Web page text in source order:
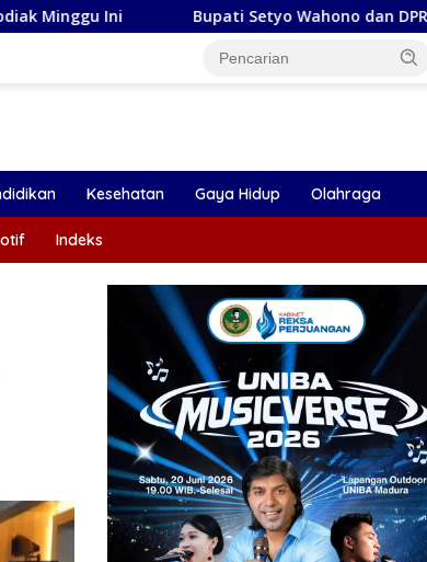
Bupati Setyo Wahono dan DPRD Bojonegoro Sepakati
Kesehatan Gaya Hidup Olahraga
Indeks